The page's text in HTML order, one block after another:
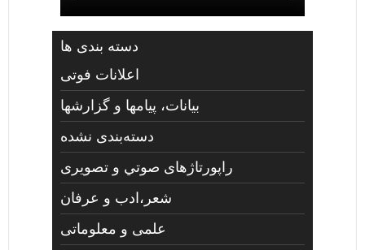
دسته بندی ها
اعلانات فوتی
بیانات، پیامها و گزارشها
دسته‌بندی نشده
راپورتاژهای صوتي و تصويری
شعر،ادب و عرفان
علمی و معلوماتی